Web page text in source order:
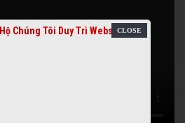
Chúng Tôi Duy Trì Website